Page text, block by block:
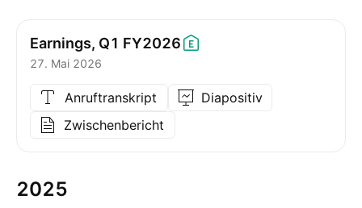
Earnings, Q1 FY2026
27. Mai 2026
Anruftranskript
Diapositiv
Zwischenbericht
2025